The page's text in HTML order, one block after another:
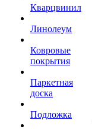
Кварцвинил
Линолеум
Ковровые
покрытия
Паркетная
доска
Подложка